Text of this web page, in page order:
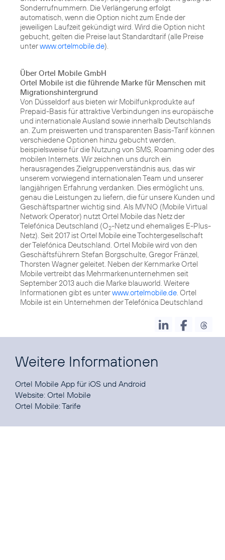
Sonderrufnummern. Die Verlängerung erfolgt
automatisch, wenn die Option nicht zum Ende der
jeweiligen Laufzeit gekündigt wird. Wird die Option nicht
gebucht, gelten die Preise laut Standardtarif (alle Preise
unterwww.ortelmobile.de).
Über Ortel Mobile GmbH
Ortel Mobile ist die führende Marke für Menschen mit
Migrationshintergrund
Von Düsseldorf aus bieten wir Mobilfunkprodukte auf
Prepaid-Basis für attraktive Verbindungen ins europäische
und internationale Ausland sowie innerhalb Deutschlands
an. Zum preiswerten und transparenten Basis-Tarif können
verschiedene Optionen hinzu gebucht werden,
beispielsweise für die Nutzung von SMS, Roaming oder des
mobilen Internets. Wir zeichnen uns durch ein
herausragendes Zielgruppenverständnis aus, das wir
unserem vorwiegend internationalen Team und unserer
langjährigen Erfahrung verdanken. Dies ermöglicht uns,
genau die Leistungen zu liefern, die für unsere Kunden und
Geschäftspartner wichtig sind. Als MVNO (Mobile Virtual
Network Operator) nutzt Ortel Mobile das Netz der
Telefónica Deutschland (O2-Netz und ehemaliges E-Plus-
Netz). Seit 2017 ist Ortel Mobile eine Tochtergesellschaft
der Telefónica Deutschland. Ortel Mobile wird von den
Geschäftsführern Stefan Borgschulte, Gregor Fränzel,
Thorsten Wagner geleitet. Neben der Kernmarke Ortel
Mobile vertreibt das Mehrmarkenunternehmen seit
September 2013 auch die Marke blauworld. Weitere
Informationen gibt es unterwww.ortelmobile.de. Ortel
Mobile ist ein Unternehmen der Telefónica Deutschland
Weitere Informationen
Ortel Mobile App für iOS und Android
Website: Ortel Mobile
Ortel Mobile:Tarife